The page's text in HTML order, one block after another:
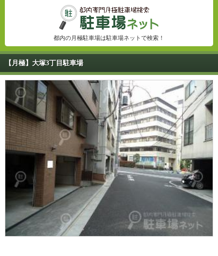
都内の月極駐車場は駐車場ネットで検索！
【月極】大塚3丁目駐車場